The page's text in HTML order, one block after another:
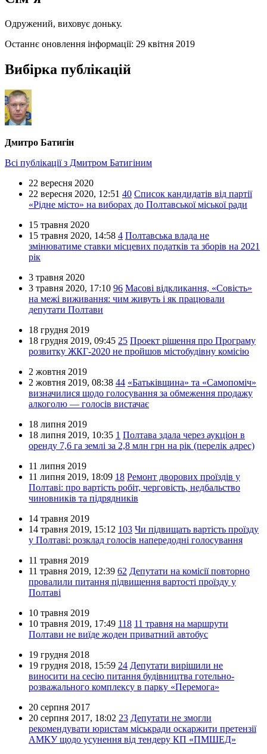
Одружений, виховує доньку.
Останнє оновлення інформації: 29 квітня 2019
Вибірка публікацій
Дмитро Батигін
Всі публікації з Дмитром Батигіним
22 вересня 2020
22 вересня 2020, 12:51 40 Список кандидатів від партії
«Рідне місто» на виборах до Полтавської міської ради
15 травня 2020
15 травня 2020, 14:58 4 Полтавська влада не
змінюватиме ставки місцевих податків та зборів на 2021
рік
3 травня 2020
3 травня 2020, 17:10 96 Масові відкликання, «Совість»
на межі виживання: чим живуть і як працювали
депутати Полтави
18 грудня 2019
18 грудня 2019, 09:45 25 Проект рішення про Програму
розвитку ЖКГ-2020 не пройшов містобудівну комісію
2 жовтня 2019
2 жовтня 2019, 08:38 44 «Батьківщина» та «Самопоміч»
визначилися щодо голосування за обмеження продажу
алкоголю — голосів вистачає
18 липня 2019
18 липня 2019, 10:35 1 Полтава здала через аукціон в
оренду 7,6 га землі за 2,8 млн грн на рік (перелік адрес)
11 липня 2019
11 липня 2019, 18:09 18 Ремонт дворових проїздів у
Полтаві: про вартість робіт, черговість, недбальство
чиновників та підрядників
14 травня 2019
14 травня 2019, 15:12 103 Чи підвищать вартість проїзду
у Полтаві: розклад голосів напередодні голосування
11 травня 2019
11 травня 2019, 12:39 62 Депутати на комісії повторно
провалили питання підвищення вартості проїзду у
Полтаві
10 травня 2019
10 травня 2019, 17:49 118 11 травня на маршрути
Полтави не виїде жоден приватний автобус
19 грудня 2018
19 грудня 2018, 15:59 24 Депутати вирішили не
виносити на сесію питання будівництва готельно-
розважального комплексу в парку «Перемога»
20 серпня 2017
20 серпня 2017, 18:02 23 Депутати не змогли
рекомендувати юристам міськради оскаржити претензії
АМКУ щодо усунення від тендеру КП «ПМШЕД»